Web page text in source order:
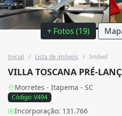
+ Fotos (19)
Inicial / Lista de imóveis / Imóvel
VILLA TOSCANA PRÉ-
Morretes - Itapema - SC
Código: V494
Incorporação: 131.766